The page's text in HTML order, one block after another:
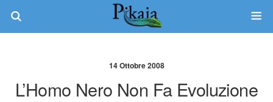
14 Ottobre 2008
L’Homo Nero Non Fa Evoluzione